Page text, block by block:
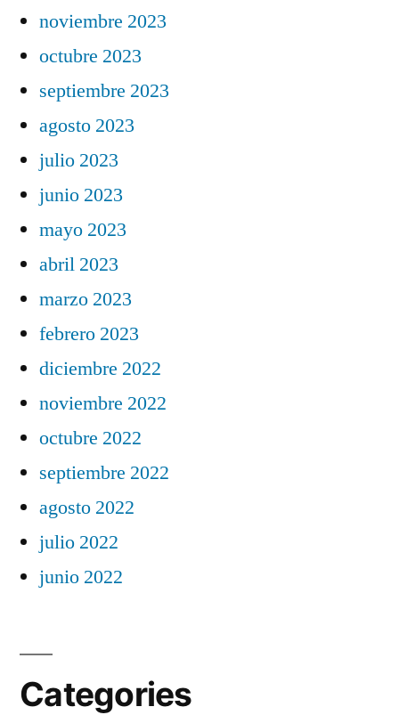
noviembre 2023
octubre 2023
septiembre 2023
agosto 2023
julio 2023
junio 2023
mayo 2023
abril 2023
marzo 2023
febrero 2023
diciembre 2022
noviembre 2022
octubre 2022
septiembre 2022
agosto 2022
julio 2022
junio 2022
Categories